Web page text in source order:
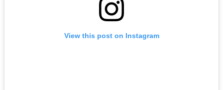
View this post on Instagram